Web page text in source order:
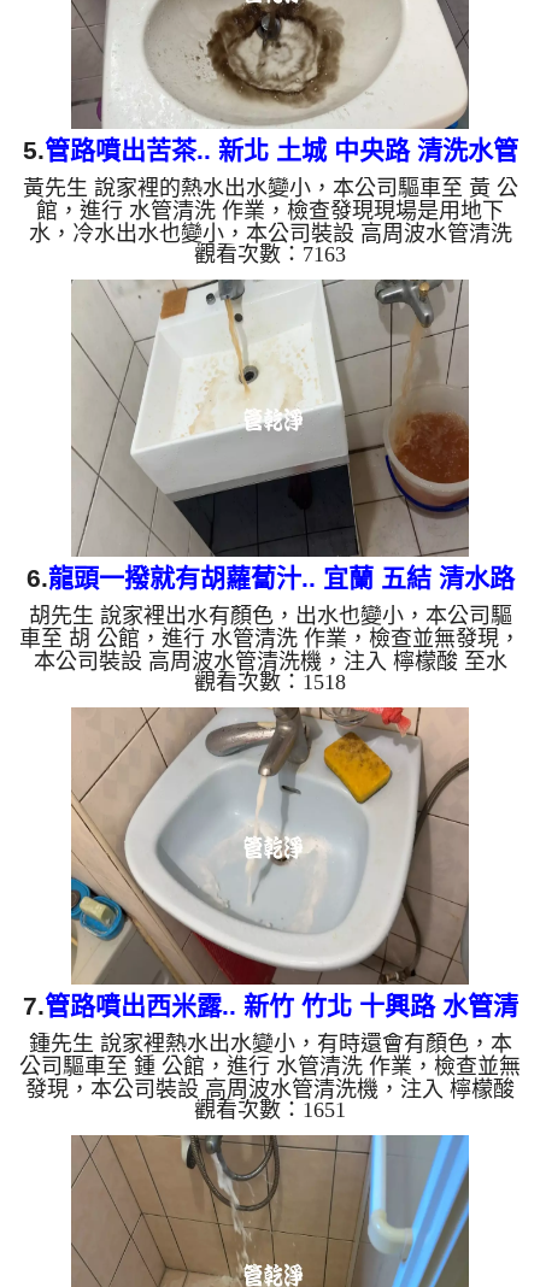
5.管路噴出苦茶.. 新北 土城 中央路 清洗水管
黃先生 說家裡的熱水出水變小，本公司驅車至 黃 公
館，進行 水管清洗 作業，檢查發現現場是用地下
水，冷水出水也變小，本公司裝設 高周波水管清洗
機，注入 檸檬酸 至水管，等了約15分，開啟 水管清
洗機 ，啟動 螺旋波 模式，一洗水管就流出黑水，看
起來就像苦茶，四個多小時後，出水變乾淨熱水出水
量也恢復了。 如是自來水，如水管老化，會產生鐵
鏽跟泥沙堆積，洗出來的水就會是咖啡色，地下水含
有氧化錳，管壁上會結成黑色管垢，洗出來的水會跟
石油一樣黑，有些洗出綠色的水，是因為裡面有銅的
物質，生鏽產生銅綠，...
觀看次數：7163
6.龍頭一撥就有胡蘿蔔汁.. 宜蘭 五結 清水路
洗水管
胡先生 說家裡出水有顏色，出水也變小，本公司驅
車至 胡 公館，進行 水管清洗 作業，檢查並無發現，
本公司裝設 高周波水管清洗機，注入 檸檬酸 至水
管，等了約15分，開啟 水管清洗機 ，啟動 螺旋波 模
式，一洗水管就流出鐵鏽水，看起來像是胡蘿蔔汁，
兩個多小時後，出水變乾淨出水量也變大了。 如是
自來水，如水管老化，會產生鐵鏽跟泥沙堆積，洗出
來的水就會是咖啡色，地下水含有氧化錳，管壁上會
結成黑色管垢，洗出來的水會跟石油一樣黑，有些洗
出綠色的水，是因為裡面有銅的物質，生鏽產生銅
綠，如是藍色的水，是...
觀看次數：1518
7.管路噴出西米露.. 新竹 竹北 十興路 水管清
洗
鍾先生 說家裡熱水出水變小，有時還會有顏色，本
公司驅車至 鍾 公館，進行 水管清洗 作業，檢查並無
發現，本公司裝設 高周波水管清洗機，注入 檸檬酸
至水管，等了約15分，開啟 水管清洗機 ，啟動 螺旋
波 模式，一洗水管就流出泡沫水，忽然變成土色髒
水，還噴出西米露，兩個多小時後，熱水出水量恢復
正常了。 如是自來水，如水管老化，會產生鐵鏽跟
泥沙堆積，洗出來的水就會是咖啡色，地下水含有氧
化錳，管壁上會結成黑色管垢，洗出來的水會跟石油
一樣黑，有些洗出綠色的水，是因為裡面有銅的物
質，生鏽產生銅綠，如...
觀看次數：1651